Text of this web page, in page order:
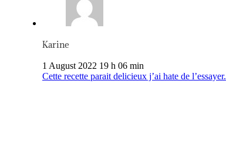
Karine
1 August 2022 19 h 06 min
Cette recette parait delicieux j’ai hate de l’essayer.